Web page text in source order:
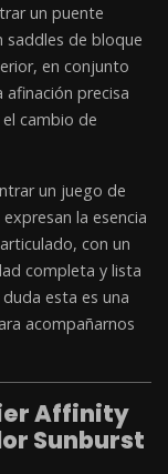
un puente
de bloque
en conjunto
precisa
cambio de
un juego de
la esencia
con un
completa y lista
esta es una
acompañarnos
Affinity
Sunburst